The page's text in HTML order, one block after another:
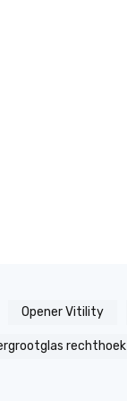
Opener Vitility
rechthoek